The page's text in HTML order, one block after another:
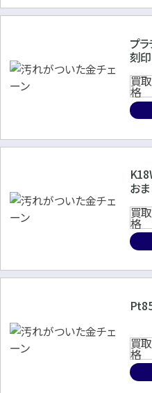
Pt900×ダイヤモンドリング
D3.41ct
円
宝石・ジュエリー
750×ダイヤモンドリング
プ
刻
買
格
お
買
格
買
格